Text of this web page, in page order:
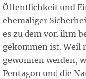
Öffentlichkeit und
ehemaliger
es zu dem von ihm
gekommen ist. Weil
gewonnen werden,
Pentagon und die